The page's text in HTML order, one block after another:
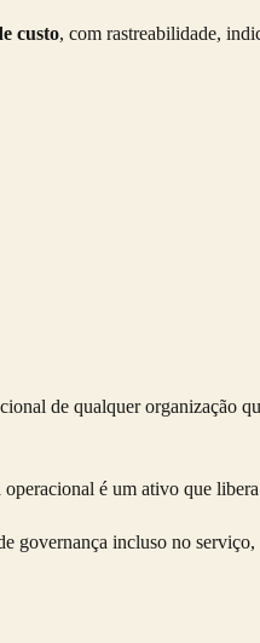
custo, com rastreabilidade,
de qualquer organização
é um ativo que
governança incluso no